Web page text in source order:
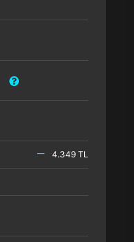
4.349 TL